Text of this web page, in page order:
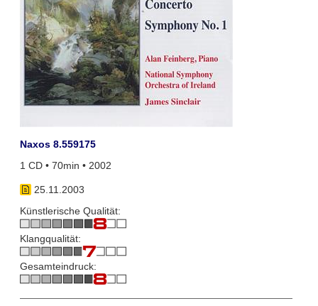
Naxos 8.559175
1 CD • 70min • 2002
25.11.2003
Künstlerische Qualität:
Klangqualität:
Gesamteindruck: